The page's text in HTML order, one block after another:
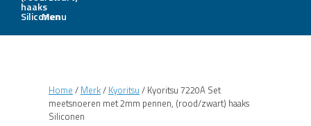
Menu
Home / Merk/ Kyoritsu / Kyoritsu 7220A Set
meetsnoeren met 2mm pennen, (rood/zwart) haaks
Siliconen